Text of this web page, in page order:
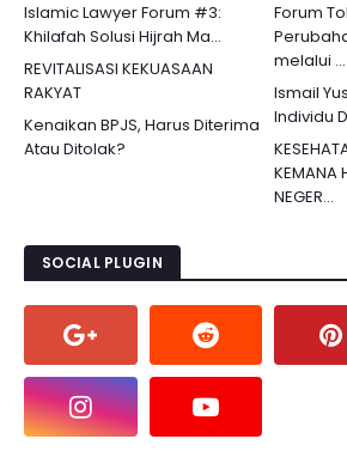
Islamic Lawyer Forum #3:
Khilafah Solusi Hijrah Ma...
Forum
melalui ...
REVITALISASI KEKUASAAN
RAKYAT
Ismail
Individu
Kenaikan BPJS, Harus Diterima
Atau Ditolak?
KEMANA
NEGER...
SOCIAL PLUGIN